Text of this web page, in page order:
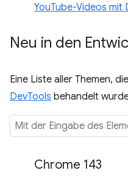
YouTube-Videos mit
Neu in den
Eine Liste aller Themen,
DevTools behandelt
Chrome 143